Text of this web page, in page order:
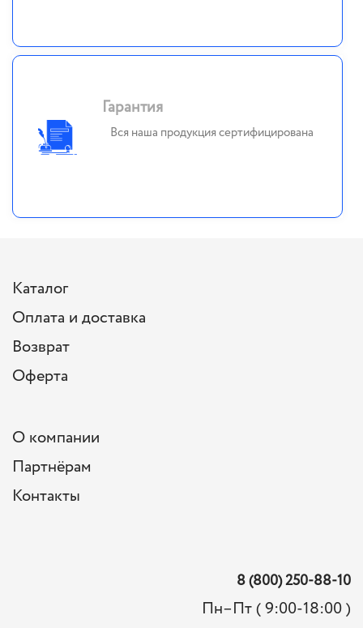
Гарантия
Вся наша продукция сертифицирована
Каталог
Оплата и доставка
Возврат
Оферта
О компании
Партнёрам
Контакты
8 (800) 250-88-10
Пн–Пт ( 9:00-18:00 )